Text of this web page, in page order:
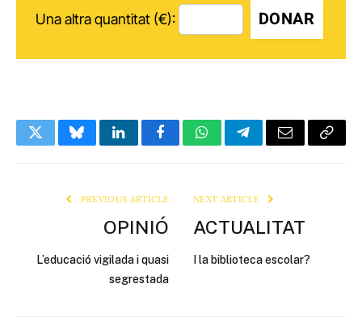
Una altra quantitat (€): DONAR
TwitterBlueskyLinkedInFacebookWhatsAppTelegramEmail Copy
PREVIOUS ARTICLE
OPINIÓ
L’educació vigilada i quasi
segrestada
NEXT ARTICLE
ACTUALITAT
I la biblioteca escolar?